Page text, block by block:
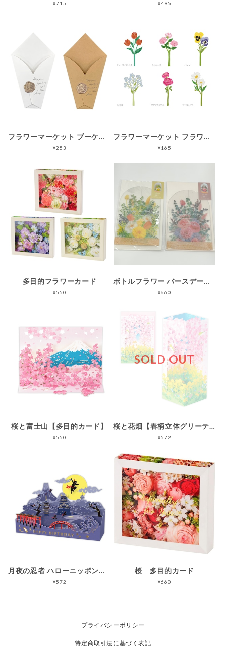
¥715 ¥495
フラワーマーケット ブーケラッピング
¥253
フラワーマーケット フラワーパーツ
¥165
多目的フラワーカード
¥550
ボトルフラワー バースデーカード
¥660
桜と富士山【多目的カード】
¥550
SOLD OUT
桜と花畑【春柄立体グリーティングカード】
¥572
月夜の忍者 ハローニッポン【誕生お祝い／立体カード】
¥572
桜 多目的カード
¥660
プライバシーポリシー
特定商取引法に基づく表記